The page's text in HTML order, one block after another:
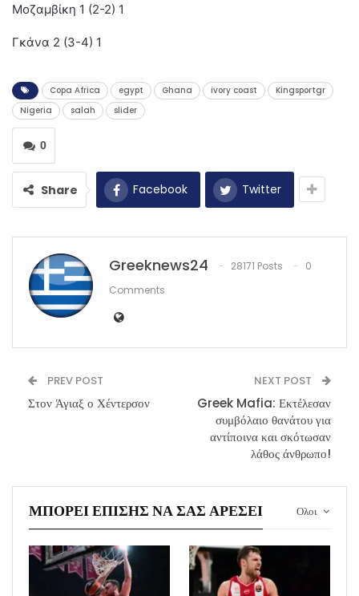
Μοζαμβίκη 1 (2-2) 1
Γκάνα 2 (3-4) 1
Copa Africa egypt Ghana ivory coast
Kingsportgr
Nigeria
salah slider
0
Share Facebook Twitter
Greeknews24 28171 Posts
0
Comments
PREV POST
Στον Άγιαξ ο Χέντερσον
NEXT POST
Greek Mafia: Εκτέλεσαν
συμβόλαιο θανάτου για
αντίποινα και σκότωσαν
λάθος άνθρωπο!
Ολοι
ΜΠΟΡΕΊ ΕΠΊΣΗΣ ΝΑ ΣΑΣ ΑΡΈΣΕΙ